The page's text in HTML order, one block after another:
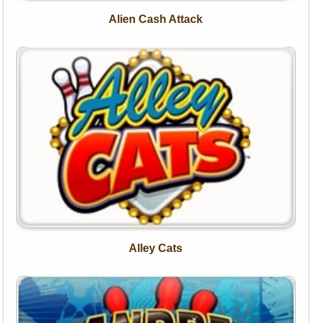
Alien Cash Attack
Alley Cats